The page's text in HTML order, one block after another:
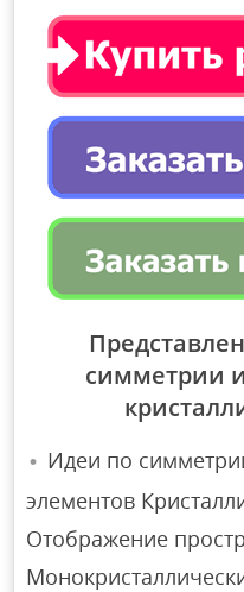
симметрии
Идеи по
элементов
Отображение